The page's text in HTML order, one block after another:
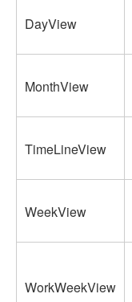
DayView
MonthView
TimeLineView
WeekView
WorkWeekView